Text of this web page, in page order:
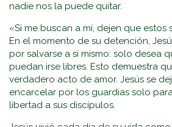
nadie nos la puede quitar.
«Si me buscan a mí, dejen que estos
En el momento de su detención,
por salvarse a sí mismo: solo desea
puedan irse libres. Esto demuestra
verdadero acto de amor. Jesús se
encarcelar por los guardias solo
libertad a sus discípulos.